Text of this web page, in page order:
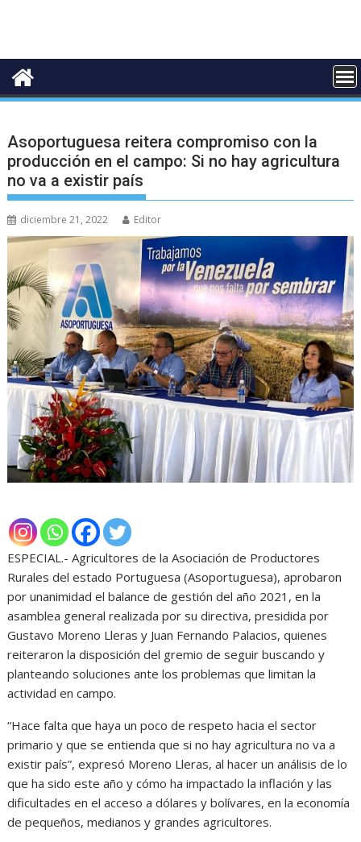
Asoportuguesa reitera compromiso con la
producción en el campo: Si no hay agricultura
no va a existir país
diciembre 21, 2022 Editor
ESPECIAL.- Agricultores de la Asociación de Productores
Rurales del estado Portuguesa (Asoportuguesa), aprobaron
por unanimidad el balance de gestión del año 2021, en la
asamblea general realizada por su directiva, presidida por
Gustavo Moreno Lleras y Juan Fernando Palacios, quienes
reiteraron la disposición del gremio de seguir buscando y
planteando soluciones ante los problemas que limitan la
actividad en campo.
“Hace falta que haya un poco de respeto hacia el sector
primario y que se entienda que si no hay agricultura no va a
existir país”, expresó Moreno Lleras, al hacer un análisis de lo
que ha sido este año y cómo ha impactado la inflación y las
dificultades en el acceso a dólares y bolívares, en la economía
de pequeños, medianos y grandes agricultores.